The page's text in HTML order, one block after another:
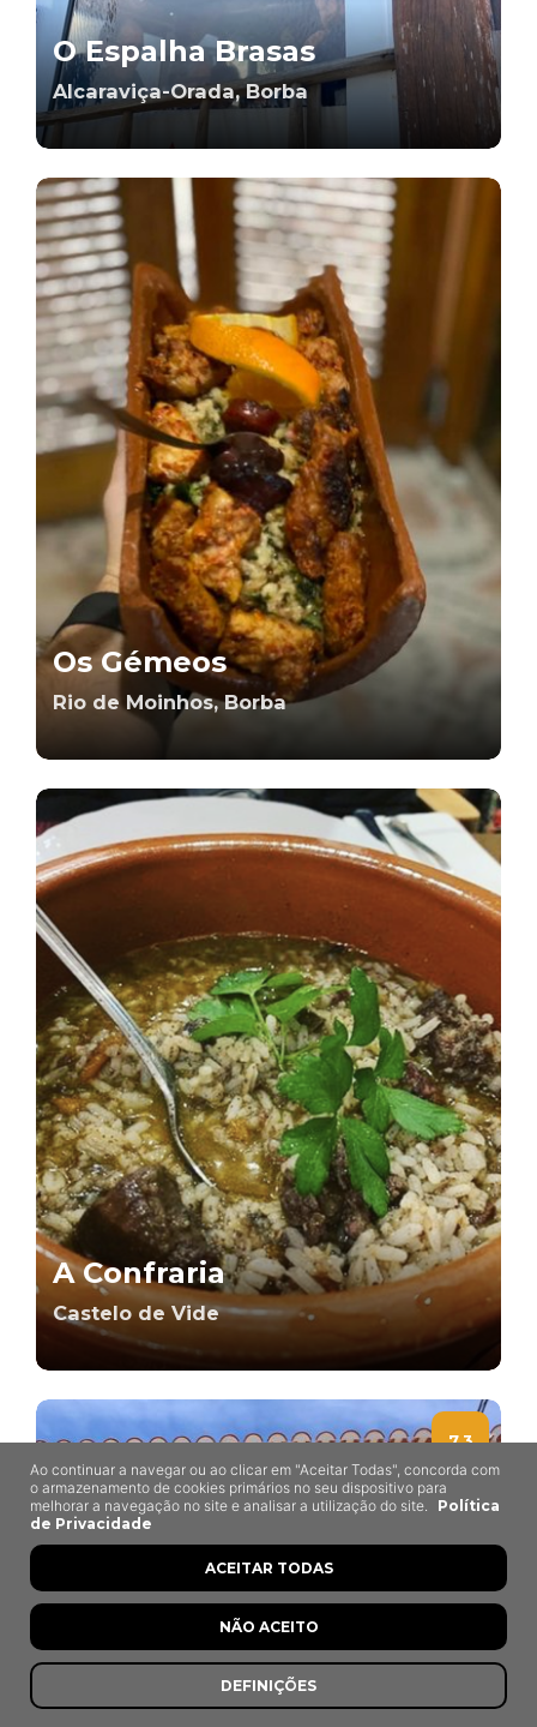
O Espalha Brasas
Alcaraviça-Orada, Borba
Os Gémeos
Rio de Moinhos, Borba
A Confraria
Castelo de Vide
7,3
Ao continuar a navegar ou ao clicar em "Aceitar Todas", concorda com
o armazenamento de cookies primários no seu dispositivo para
melhorar a navegação no site e analisar a utilização do site.
Política
de Privacidade
DEFINIÇÕES
NÃO ACEITO
ACEITAR TODAS